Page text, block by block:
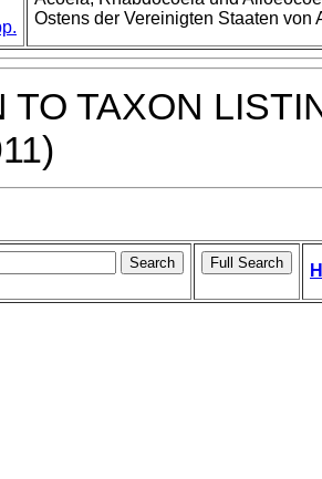
Ostens der Vereinigten Staaten von
TO TAXON